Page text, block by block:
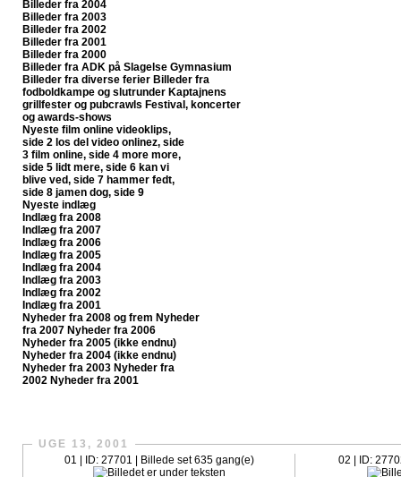
Billeder fra 2004
Billeder fra 2003
Billeder fra 2002
Billeder fra 2001
Billeder fra 2000
Billeder fra ADK på Slagelse Gymnasium
Billeder fra diverse ferier Billeder fra
fodboldkampe og slutrunder Kaptajnens
grillfester og pubcrawls Festival, koncerter
og awards-shows
Nyeste film online videoklips,
side 2 los del video onlinez, side
3 film online, side 4 more more,
side 5 lidt mere, side 6 kan vi
blive ved, side 7 hammer fedt,
side 8 jamen dog, side 9
Nyeste indlæg
Indlæg fra 2008
Indlæg fra 2007
Indlæg fra 2006
Indlæg fra 2005
Indlæg fra 2004
Indlæg fra 2003
Indlæg fra 2002
Indlæg fra 2001
Nyheder fra 2008 og frem Nyheder
fra 2007 Nyheder fra 2006
Nyheder fra 2005 (ikke endnu)
Nyheder fra 2004 (ikke endnu)
Nyheder fra 2003 Nyheder fra
2002 Nyheder fra 2001
UGE 13, 2001
01 | ID: 27701 | Billede set 635 gang(e)
02 | ID: